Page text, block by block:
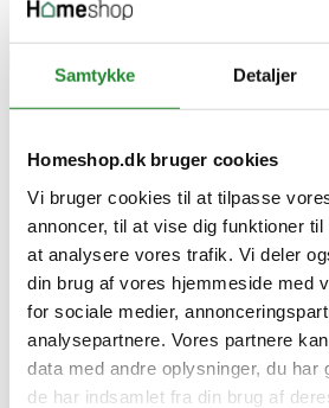
Samtykke Detaljer
Homeshop.dk bruger cookies
Vi bruger cookies til at tilpasse
annoncer, til at vise dig funktioner
at analysere vores trafik. Vi deler
din brug af vores hjemmeside med
for sociale medier,
analysepartnere. Vores partnere
data med andre oplysninger, du har
de har indsamlet fra din brug af
Dansons Europe B.V.
Holland
Specifikke referencer
Lev. varenr.
40203
684678402030
EAN-13
684678402030